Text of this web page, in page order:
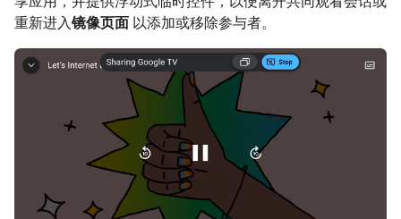
重新进入镜像页面 以添加或移除参与者。